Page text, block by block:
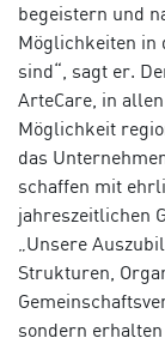
begeistern und
Möglichkeiten in
sind“, sagt er.
ArteCare, in
Möglichkeit
das
schaffen mit
jahreszeitlichen
„Unsere
Strukturen,
sondern